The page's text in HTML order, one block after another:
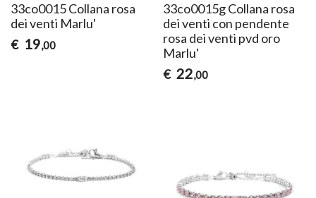
33co0015 Collana rosa
dei venti Marlu'
€ 19,00
33co0015g Collana rosa
dei venti con pendente
rosa dei venti pvd oro
Marlu'
€ 22,00